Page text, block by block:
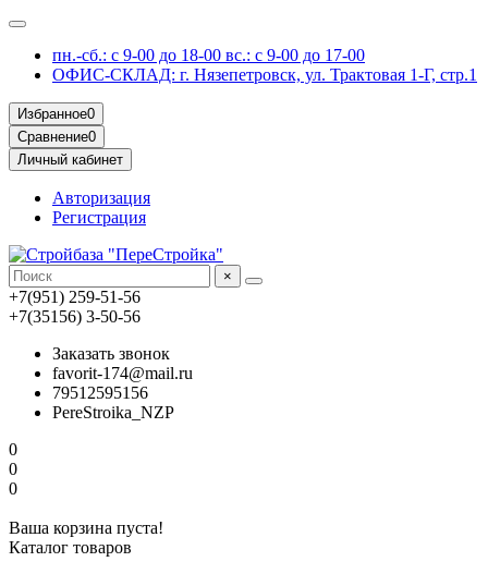
пн.-сб.: с 9-00 до 18-00 вс.: с 9-00 до 17-00
ОФИС-СКЛАД: г. Нязепетровск, ул. Трактовая 1-Г, стр.1
Избранное0
Сравнение0
Личный кабинет
Авторизация
Регистрация
×
+7(951) 259-51-56
+7(35156) 3-50-56
Заказать звонок
favorit-174@mail.ru
79512595156
PereStroika_NZP
0
0
0
Ваша корзина пуста!
Каталог товаров